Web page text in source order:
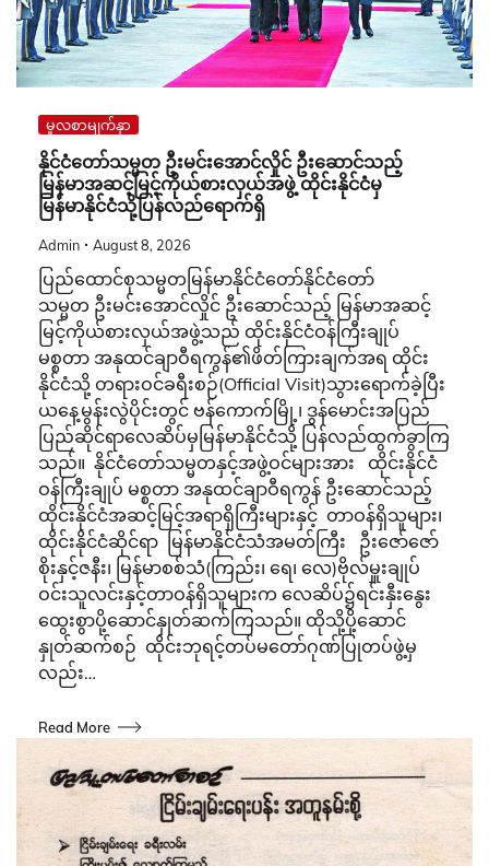
မူလစာမျက်နှာ
နိုင်ငံတော်သမ္မတ ဦးမင်းအောင်လှိုင် ဦးဆောင်သည့်
မြန်မာအဆင့်မြင့်ကိုယ်စားလှယ်အဖွဲ့ ထိုင်းနိုင်ငံမှ
မြန်မာနိုင်ငံသို့ပြန်လည်ရောက်ရှိ
Admin August 8, 2026
ပြည်ထောင်စုသမ္မတမြန်မာနိုင်ငံတော်နိုင်ငံတော်
သမ္မတ ဦးမင်းအောင်လှိုင် ဦးဆောင်သည့် မြန်မာအဆင့်
မြင့်ကိုယ်စားလှယ်အဖွဲ့သည် ထိုင်းနိုင်ငံဝန်ကြီးချုပ်
မစ္စတာ အနုထင်ချာဝီရကွန်၏ဖိတ်ကြားချက်အရ ထိုင်း
နိုင်ငံသို့ တရားဝင်ခရီးစဉ်(Official Visit)သွားရောက်ခဲ့ပြီး
ယနေ့မွန်းလွဲပိုင်းတွင် ဗန်ကောက်မြို့၊ ဒွန်မောင်းအပြည်
ပြည်ဆိုင်ရာလေဆိပ်မှမြန်မာနိုင်ငံသို့ ပြန်လည်ထွက်ခွာကြ
သည်။ နိုင်ငံတော်သမ္မတနှင့်အဖွဲ့ဝင်များအား ထိုင်းနိုင်ငံ
ဝန်ကြီးချုပ် မစ္စတာ အနုထင်ချာဝီရကွန် ဦးဆောင်သည့်
ထိုင်းနိုင်ငံအဆင့်မြင့်အရာရှိကြီးများနှင့် တာဝန်ရှိသူများ၊
ထိုင်းနိုင်ငံဆိုင်ရာ မြန်မာနိုင်ငံသံအမတ်ကြီး ဦးဇော်ဇော်
စိုးနှင့်ဇနီး၊ မြန်မာစစ်သံ(ကြည်း၊ ရေ၊ လေ)ဗိုလ်မှူးချုပ်
ဝင်းသူလင်းနှင့်တာဝန်ရှိသူများက လေဆိပ်၌ရင်းနှီးနွေး
ထွေးစွာပို့ဆောင်နှုတ်ဆက်ကြသည်။ ထိုသို့ပို့ဆောင်
နှုတ်ဆက်စဉ် ထိုင်းဘုရင့်တပ်မတော်ဂုဏ်ပြုတပ်ဖွဲ့မှ
လည်း…
Read More